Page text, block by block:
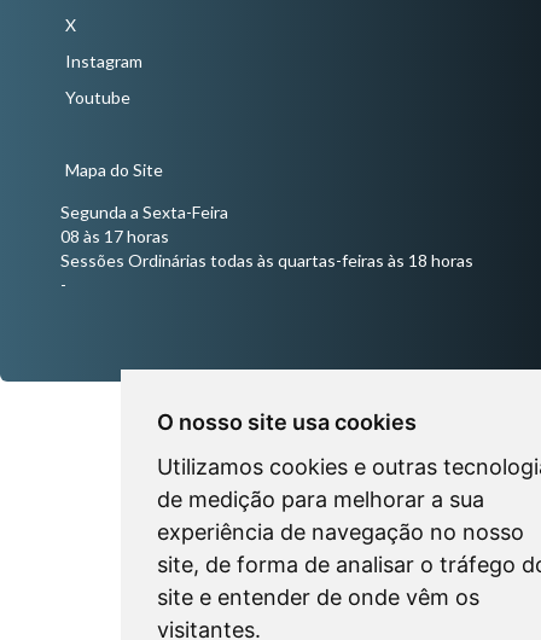
O nosso site usa cookies
Utilizamos cookies e outras
de medição para melhorar a sua
experiência de navegação no nosso
site, de forma de analisar o tráfego
site e entender de onde vêm os
visitantes.
X
Instagram
Youtube
Mapa do Site
Segunda a Sexta-Feira
08 às 17 horas
Sessões Ordinárias todas às quartas-feiras às 18 horas
-